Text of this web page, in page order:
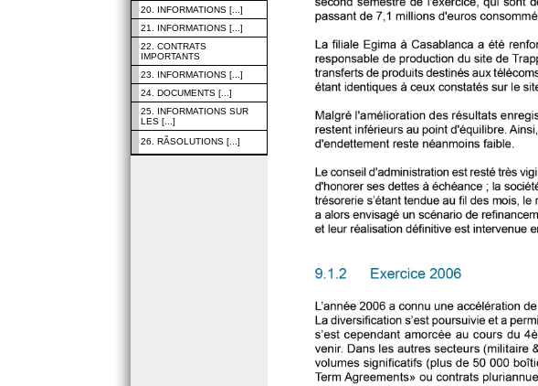
20. INFORMATIONS [...]
21. INFORMATIONS [...]
22. CONTRATS
IMPORTANTS
23. INFORMATIONS [...]
24. DOCUMENTS [...]
25. INFORMATIONS SUR
LES [...]
26. RÃSOLUTIONS [...]